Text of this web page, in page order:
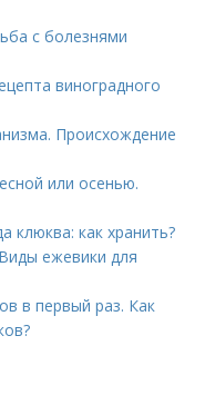
с болезнями
виноградного
Происхождение
или осенью.
клюква: как хранить?
ежевики для
в первый раз. Как